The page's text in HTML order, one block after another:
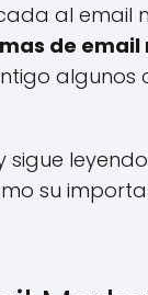
al email
de
sigue
su